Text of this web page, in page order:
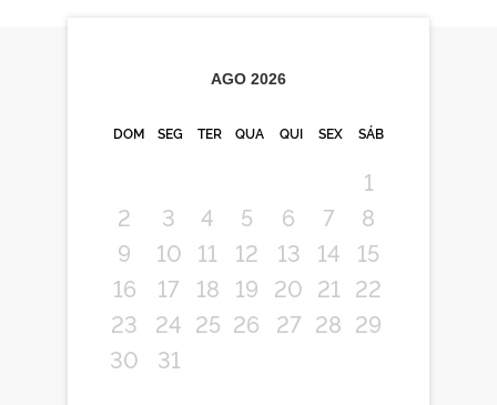
AGO 2026
DOM SEG TER QUA QUI SEX SÁB
1
2
3 4 5 6 7
8
9
10 11 12 13 14
15
16
17 18 19 20 21
22
23
24 25 26 27 28 29
30
31